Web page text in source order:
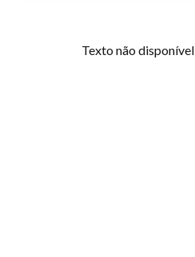
Texto não disponível